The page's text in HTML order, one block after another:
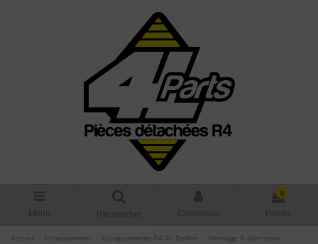
Menu Rechercher Connexion
0
Panier
Accueil Echappement Echappements R4 4L Berline
Montage B (silencieux